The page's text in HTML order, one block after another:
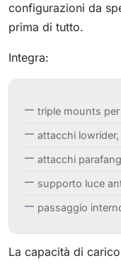
configurazioni da
prima di tutto.
Integra:
triple mounts
attacchi lowrider,
attacchi
supporto luce
passaggio
La capacità di